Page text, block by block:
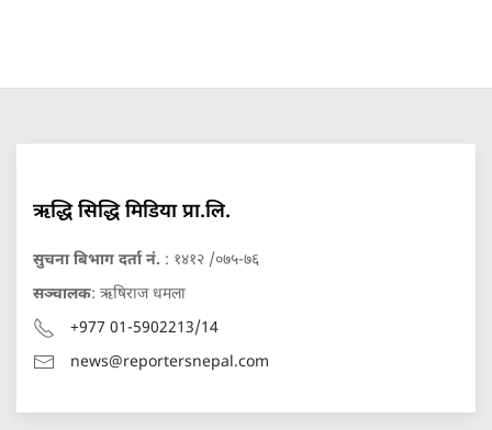
ऋद्धि सिद्धि मिडिया प्रा.लि.
सुचना बिभाग दर्ता नं. : १४१२ /०७५-७६
सञ्चालक: ऋषिराज धमला
+977 01-5902213/14
news@reportersnepal.com